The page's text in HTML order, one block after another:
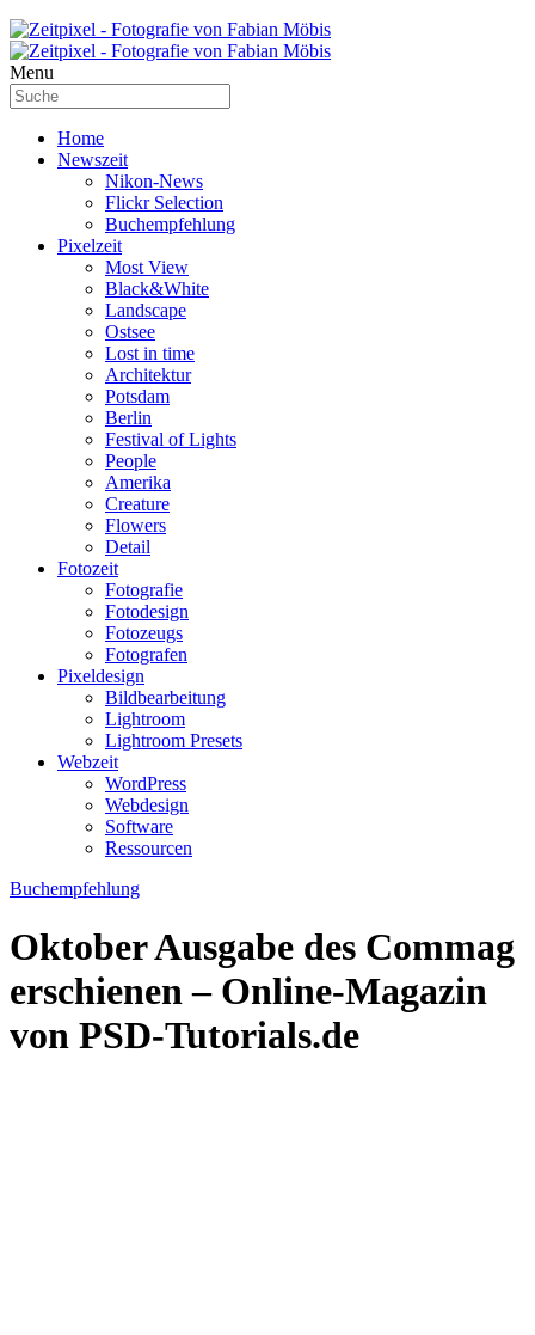
Menu
Home
Newszeit
Nikon-News
Flickr Selection
Buchempfehlung
Pixelzeit
Most View
Black&White
Landscape
Ostsee
Lost in time
Architektur
Potsdam
Berlin
Festival of Lights
People
Amerika
Creature
Flowers
Detail
Fotozeit
Fotografie
Fotodesign
Fotozeugs
Fotografen
Pixeldesign
Bildbearbeitung
Lightroom
Lightroom Presets
Webzeit
WordPress
Webdesign
Software
Ressourcen
Buchempfehlung
Oktober Ausgabe des Commag
erschienen – Online-Magazin
von PSD-Tutorials.de